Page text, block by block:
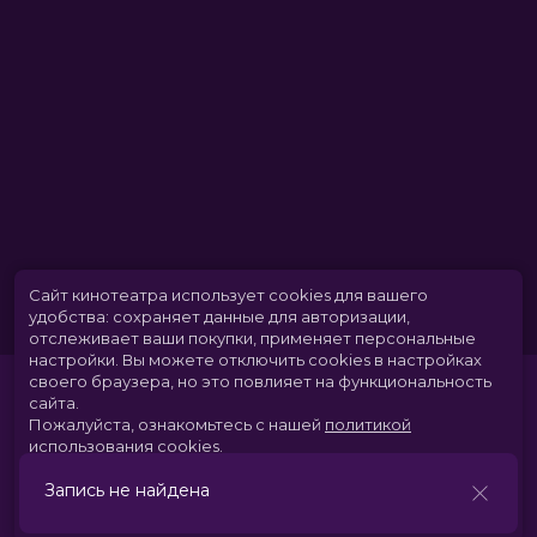
Запись не найдена
Сайт кинотеатра использует cookies для вашего
удобства: сохраняет данные для авторизации,
отслеживает ваши покупки, применяет персональные
настройки. Вы можете отключить cookies в настройках
своего браузера, но это повлияет на функциональность
сайта.
Пожалуйста, ознакомьтесь с нашей политикой
использования cookies